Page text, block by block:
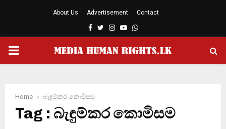
About Us Advertisement Contact
Facebook
TwitterInstagram
YoutubeWhatsapp
PRIMARY
Home බැඳුම්කර කොමිසම
Tag : බැඳුම්කර කොමිසම